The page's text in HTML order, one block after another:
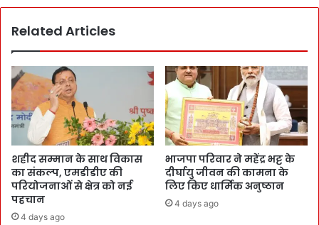
Related Articles
शहीद सम्मान के साथ विकास
का संकल्प, एमडीडीए की
परियोजनाओं से क्षेत्र को नई
पहचान
4 days ago
भाजपा परिवार ने महेंद्र भट्ट के
दीर्घायु जीवन की कामना के
लिए किए धार्मिक अनुष्ठान
4 days ago